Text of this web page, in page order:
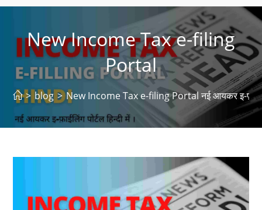
New Income Tax e-filing
Portal
> blog > New Income Tax e-filing Portal नई आयकर इ-